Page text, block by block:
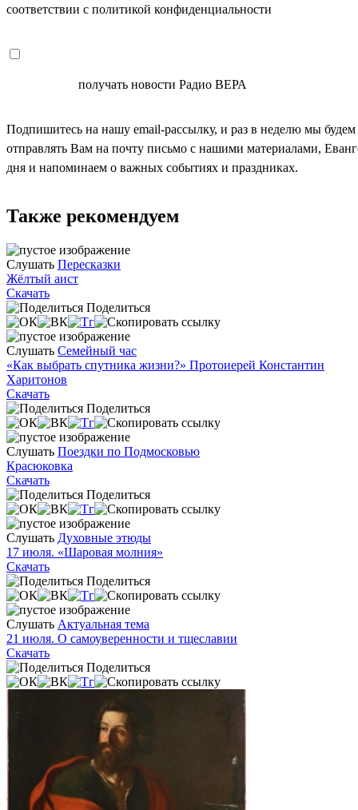
соответствии с политикой конфиденциальности
получать новости Радио ВЕРА
Подпишитесь на нашу email-рассылку, и раз в неделю мы будем
отправлять Вам на почту письмо с нашими материалами,
дня и напоминаем о важных событиях и праздниках.
Также рекомендуем
Слушать Пересказки
Жёлтый аист
Скачать
Поделиться
Слушать Семейный час
«Как выбрать спутника жизни?» Протоиерей Константин
Харитонов
Скачать
Поделиться
Слушать Поездки по Подмосковью
Красюковка
Скачать
Поделиться
Слушать Духовные этюды
17 июля. «Шаровая молния»
Скачать
Поделиться
Слушать Актуальная тема
21 июля. О самоуверенности и тщеславии
Скачать
Поделиться